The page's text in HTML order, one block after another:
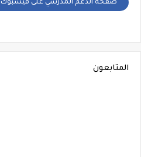
صفحة الدعم المدرسي على فيسبوك
المتابعون